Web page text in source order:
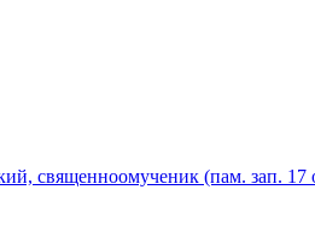
священноомученик (пам. зап. 17